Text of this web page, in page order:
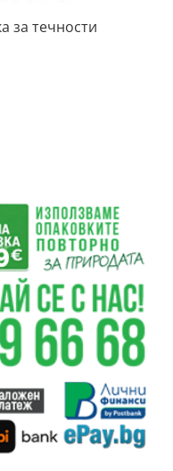
за течности